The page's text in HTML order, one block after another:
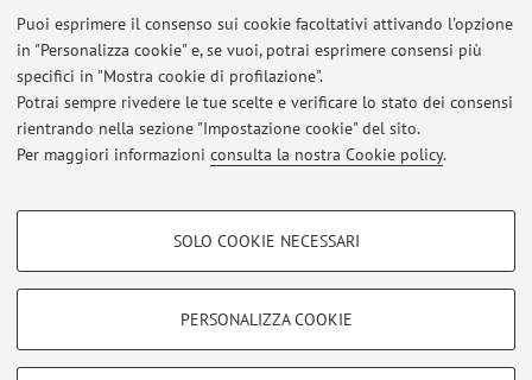
Puoi esprimere il consenso sui cookie facoltativi attivando l'opzione
in "Personalizza cookie" e, se vuoi, potrai esprimere consensi più
specifici in "Mostra cookie di profilazione".
Potrai sempre rivedere le tue scelte e verificare lo stato dei consensi
rientrando nella sezione "Impostazione cookie" del sito.
Per maggiori informazioni consulta la nostra Cookie policy.
COOKIE DI PROFILAZIONE - FACOLTATIVI
SOLO COOKIE NECESSARI
PERSONALIZZA COOKIE
Ultimi avvisi
Al momento non sono presenti avvisi.
Area riservata
Accedi tramiteloginper gestire tutti i contenuti del sito.